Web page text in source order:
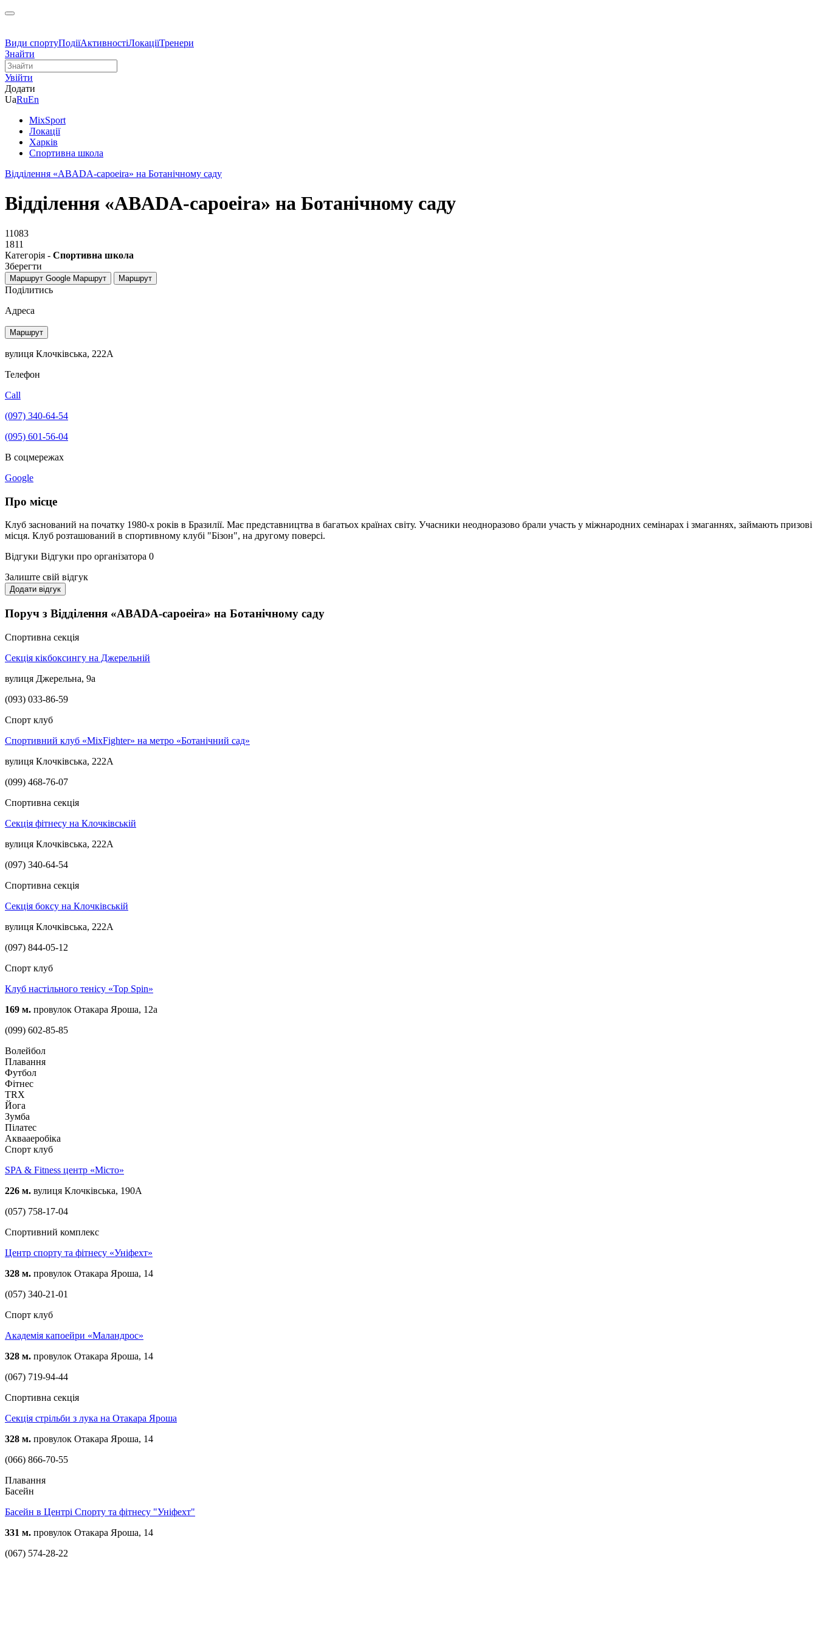
Види спортуПодіїАктивностіЛокаціїТренери
Знайти
Увійти
Додати
UaRuEn
MixSport
Локації
Харків
Спортивна школа
Відділення «ABADA-capoeira» на Ботанічному саду
Відділення «ABADA-capoeira» на Ботанічному саду
11083
1811
Категорія - Спортивна школа
Зберегти
Маршрут Google Маршрут Маршрут
Поділитись
Адреса
Маршрут
вулиця Клочківська, 222А
Телефон
Call
(097) 340-64-54
(095) 601-56-04
В соцмережах
Google
Про місце
Клуб заснований на початку 1980-х років в Бразилії. Має представництва в багатьох країнах світу. Учасники неодноразово брали участь у міжнародних семінарах і змаганнях, займають призові
місця. Клуб розташований в спортивному клубі "Бізон", на другому поверсі.
Відгуки Відгуки про організатора 0
Залиште свій відгук
Додати відгук
Поруч з Відділення «ABADA-capoeira» на Ботанічному саду
Спортивна секція
Секція кікбоксингу на Джерельній
вулиця Джерельна, 9а
(093) 033-86-59
Спорт клуб
Спортивний клуб «MixFighter» на метро «Ботанічний сад»
вулиця Клочківська, 222А
(099) 468-76-07
Спортивна секція
Секція фітнесу на Клочківській
вулиця Клочківська, 222А
(097) 340-64-54
Спортивна секція
Секція боксу на Клочківській
вулиця Клочківська, 222А
(097) 844-05-12
Спорт клуб
Клуб настільного тенісу «Top Spin»
169 м. провулок Отакара Яроша, 12а
(099) 602-85-85
Волейбол
Плавання
Футбол
Фітнес
TRX
Йога
Зумба
Пілатес
Аквааеробіка
Спорт клуб
SPA & Fitness центр «Мiсто»
226 м. вулиця Клочківська, 190А
(057) 758-17-04
Спортивний комплекс
Центр спорту та фітнесу «Уніфехт»
328 м. провулок Отакара Яроша, 14
(057) 340-21-01
Спорт клуб
Академія капоейри «Маландрос»
328 м. провулок Отакара Яроша, 14
(067) 719-94-44
Спортивна секція
Секція стрільби з лука на Отакара Яроша
328 м. провулок Отакара Яроша, 14
(066) 866-70-55
Плавання
Басейн
Басейн в Центрі Спорту та фітнесу "Уніфехт"
331 м. провулок Отакара Яроша, 14
(067) 574-28-22